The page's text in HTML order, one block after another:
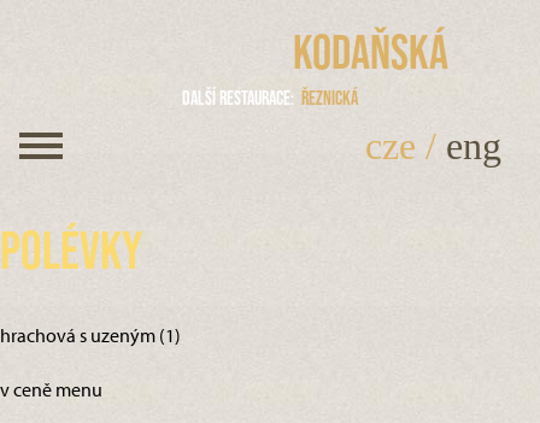
Kodaňská
Další restaurace Řeznická
cze / eng
Polévky
hrachová s uzeným (1)
v ceně menu